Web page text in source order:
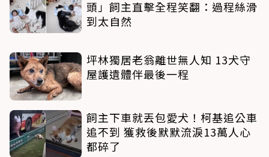
頭」飼主直擊全程笑翻：過程絲滑
到太自然
坪林獨居老翁離世無人知 13犬守
屋護遺體伴最後一程
飼主下車就丟包愛犬！柯基追公車
追不到 獲救後默默流淚13萬人心
都碎了